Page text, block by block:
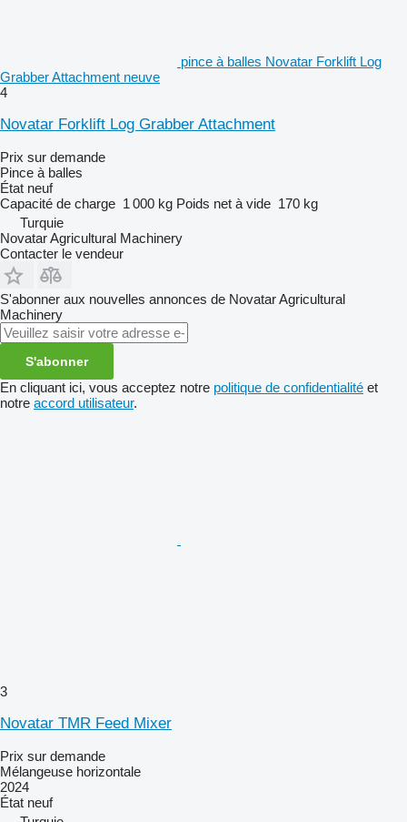
pince à balles Novatar Forklift Log
Grabber Attachment neuve
4
Novatar Forklift Log Grabber Attachment
Prix sur demande
Pince à balles
État neuf
Capacité de charge 1 000 kg Poids net à vide 170 kg
Turquie
Novatar Agricultural Machinery
Contacter le vendeur
S'abonner aux nouvelles annonces de Novatar Agricultural
Machinery
S'abonner
En cliquant ici, vous acceptez notre politique de confidentialité et
notre accord utilisateur.
3
Novatar TMR Feed Mixer
Prix sur demande
Mélangeuse horizontale
2024
État neuf